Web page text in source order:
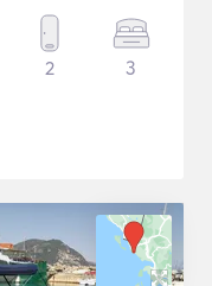
2 3